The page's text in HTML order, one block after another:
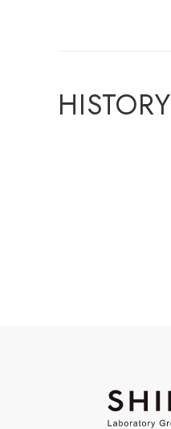
HISTORY